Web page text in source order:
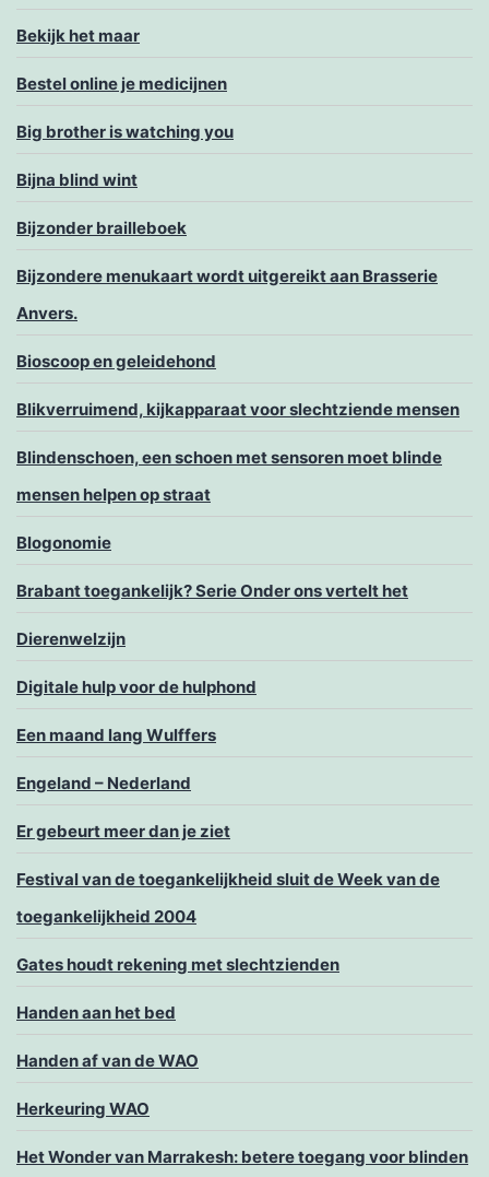
Bekijk het maar
Bestel online je medicijnen
Big brother is watching you
Bijna blind wint
Bijzonder brailleboek
Bijzondere menukaart wordt uitgereikt aan Brasserie
Anvers.
Bioscoop en geleidehond
Blikverruimend, kijkapparaat voor slechtziende mensen
Blindenschoen, een schoen met sensoren moet blinde
mensen helpen op straat
Blogonomie
Brabant toegankelijk? Serie Onder ons vertelt het
Dierenwelzijn
Digitale hulp voor de hulphond
Een maand lang Wulffers
Engeland – Nederland
Er gebeurt meer dan je ziet
Festival van de toegankelijkheid sluit de Week van de
toegankelijkheid 2004
Gates houdt rekening met slechtzienden
Handen aan het bed
Handen af van de WAO
Herkeuring WAO
Het Wonder van Marrakesh: betere toegang voor blinden